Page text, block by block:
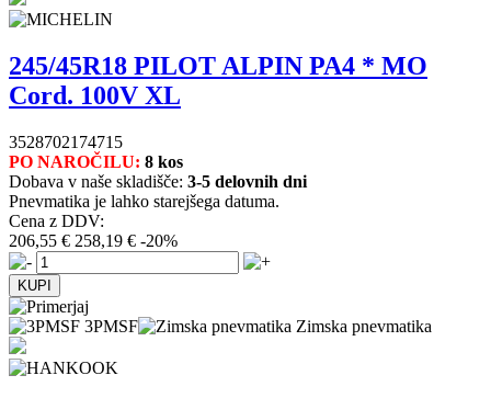
245/45R18 PILOT ALPIN PA4 * MO
Cord. 100V XL
3528702174715
PO NAROČILU: 8 kos
Dobava v naše skladišče: 3-5 delovnih dni
Pnevmatika je lahko starejšega datuma.
Cena z DDV:
206,55 € 258,19 € -20%
3PMSF Zimska pnevmatika